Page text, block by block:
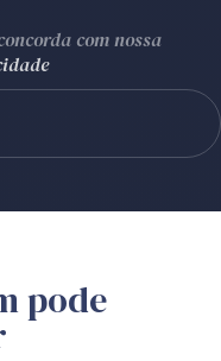
com nossa
pode